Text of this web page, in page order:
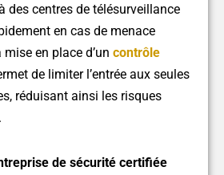
des centres de télésurveillance
en cas de menace
en place d’un contrôle
de limiter l’entrée aux seules
réduisant ainsi les risques
de sécurité certifiée